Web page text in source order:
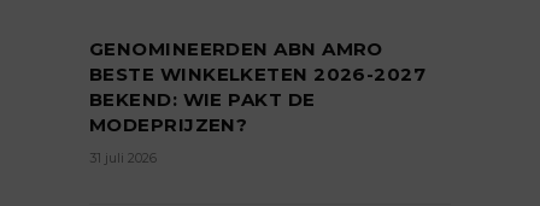
GENOMINEERDEN ABN AMRO
BESTE WINKELKETEN 2026-2027
BEKEND: WIE PAKT DE
MODEPRIJZEN?
31 juli 2026